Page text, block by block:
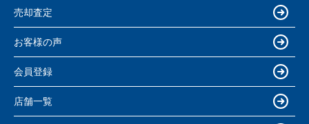
売却査定
お客様の声
会員登録
店舗一覧